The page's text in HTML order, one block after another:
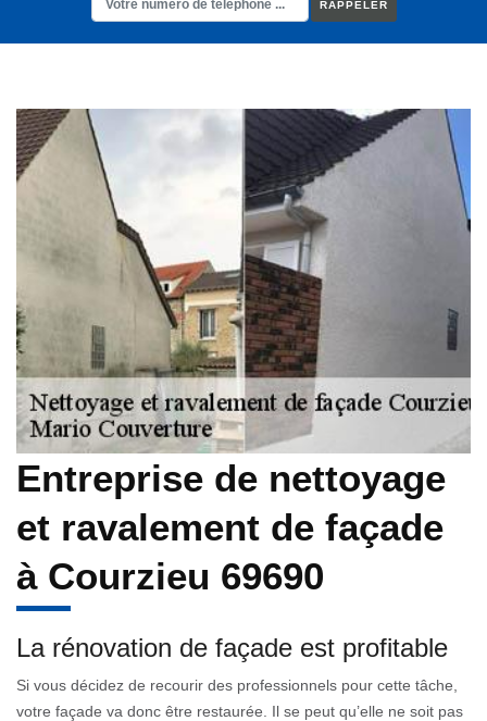
Entreprise de nettoyage
et ravalement de façade
à Courzieu 69690
La rénovation de façade est profitable
Si vous décidez de recourir des professionnels pour cette tâche,
votre façade va donc être restaurée. Il se peut qu’elle ne soit pas